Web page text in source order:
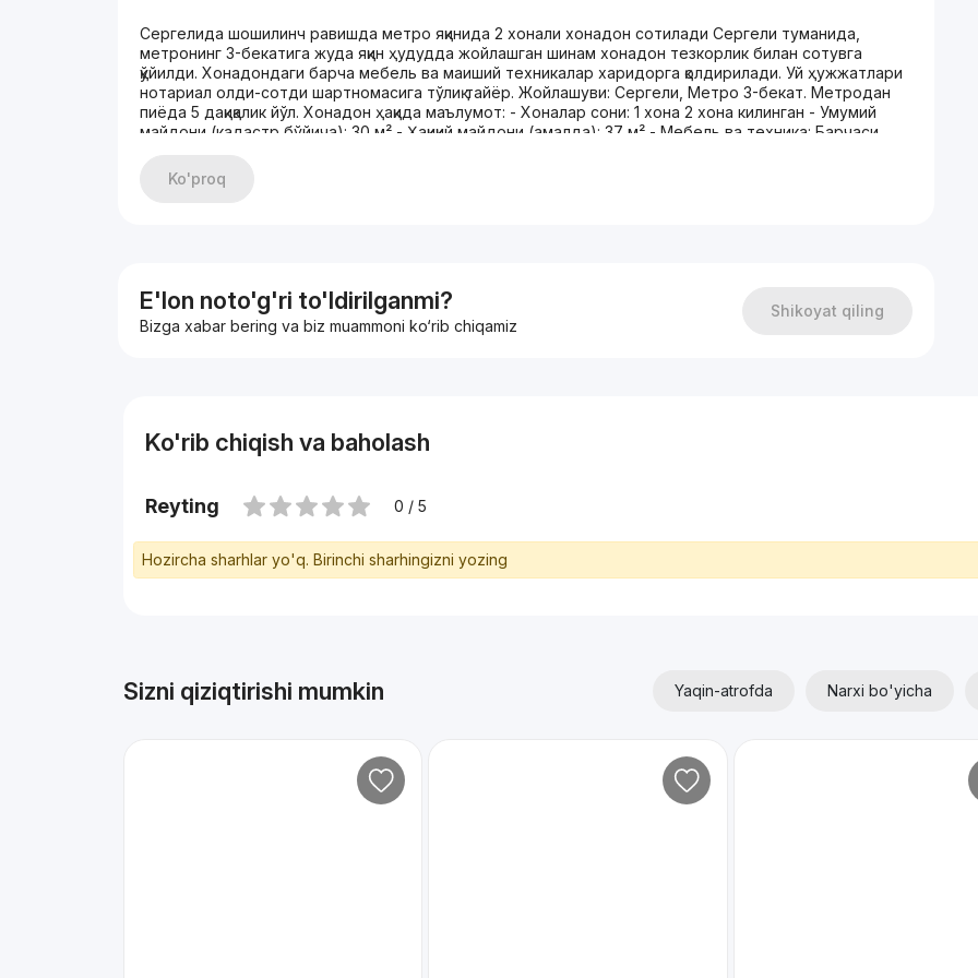
Сергелида шошилинч равишда метро яқинида 2 хонали хонадон сотилади Сергели туманида,
метронинг 3-бекатига жуда яқин ҳудудда жойлашган шинам хонадон тезкорлик билан сотувга
қўйилди. Хонадондаги барча мебель ва маиший техникалар харидорга қолдирилади. Уй ҳужжатлари
нотариал олди-сотди шартномасига тўлиқ тайёр. Жойлашуви: Сергели, Метро 3-бекат. Метродан
пиёда 5 дақиқалик йўл. Хонадон ҳақида маълумот: - Хоналар сони: 1 хона 2 хона килинган - Умумий
майдони (кадастр бўйича): 30 м² - Ҳақиқий майдони (амалда): 37 м² - Мебель ва техника: Барчаси
зарур муассасалар мавжуд: - Боғча ва мактаб - Болалар майдончаси - Шифохона ва поликлиника -
Супермаркет ва дўконлар - Ресторан ва кафелар Уйни кўрсатиш ва нархи: Уй жуда зарурлиги
Ko'proq
E'lon noto'g'ri to'ldirilganmi?
Bizga xabar bering va biz muammoni ko‘rib chiqamiz
Shikoyat qiling
Ko'rib chiqish va baholash
Reyting 0 / 5
Hozircha sharhlar yo'q. Birinchi sharhingizni yozing
Sizni qiziqtirishi mumkin Yaqin-atrofda Narxi bo'yicha